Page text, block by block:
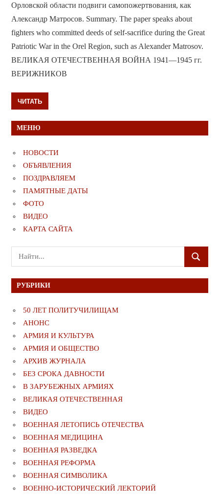
Орловской области подвиги самопожертвования, как
Александр Матросов. Summary. The paper speaks about
fighters who committed deeds of self-sacrifice during the Great
Patriotic War in the Orel Region, such as Alexander Matrosov.
ВЕЛИКАЯ ОТЕЧЕСТВЕННАЯ ВОЙНА 1941—1945 гг.
ВЕРИЖНИКОВ
ЧИТАТЬ
МЕНЮ
НОВОСТИ
ОБЪЯВЛЕНИЯ
ПОЗДРАВЛЯЕМ
ПАМЯТНЫЕ ДАТЫ
ФОТО
ВИДЕО
КАРТА САЙТА
Поиск
для:
ПОИСК
РУБРИКИ
50 ЛЕТ ПОЛИТУЧИЛИЩАМ
АНОНС
АРМИЯ И КУЛЬТУРА
АРМИЯ И ОБЩЕСТВО
АРХИВ ЖУРНАЛА
БЕЗ СРОКА ДАВНОСТИ
В ЗАРУБЕЖНЫХ АРМИЯХ
ВЕЛИКАЯ ОТЕЧЕСТВЕННАЯ
ВИДЕО
ВОЕННАЯ ЛЕТОПИСЬ ОТЕЧЕСТВА
ВОЕННАЯ МЕДИЦИНА
ВОЕННАЯ РАЗВЕДКА
ВОЕННАЯ РЕФОРМА
ВОЕННАЯ СИМВОЛИКА
ВОЕННО-ИСТОРИЧЕСКИЙ ЛЕКТОРИЙ